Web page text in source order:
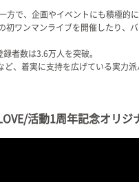
で、企画やイベントにも積極的に
ワンマンライブを開催したり、
者数は3.6万人を突破。
、着実に支持を広げている実力派
活動1周年記念オリジ